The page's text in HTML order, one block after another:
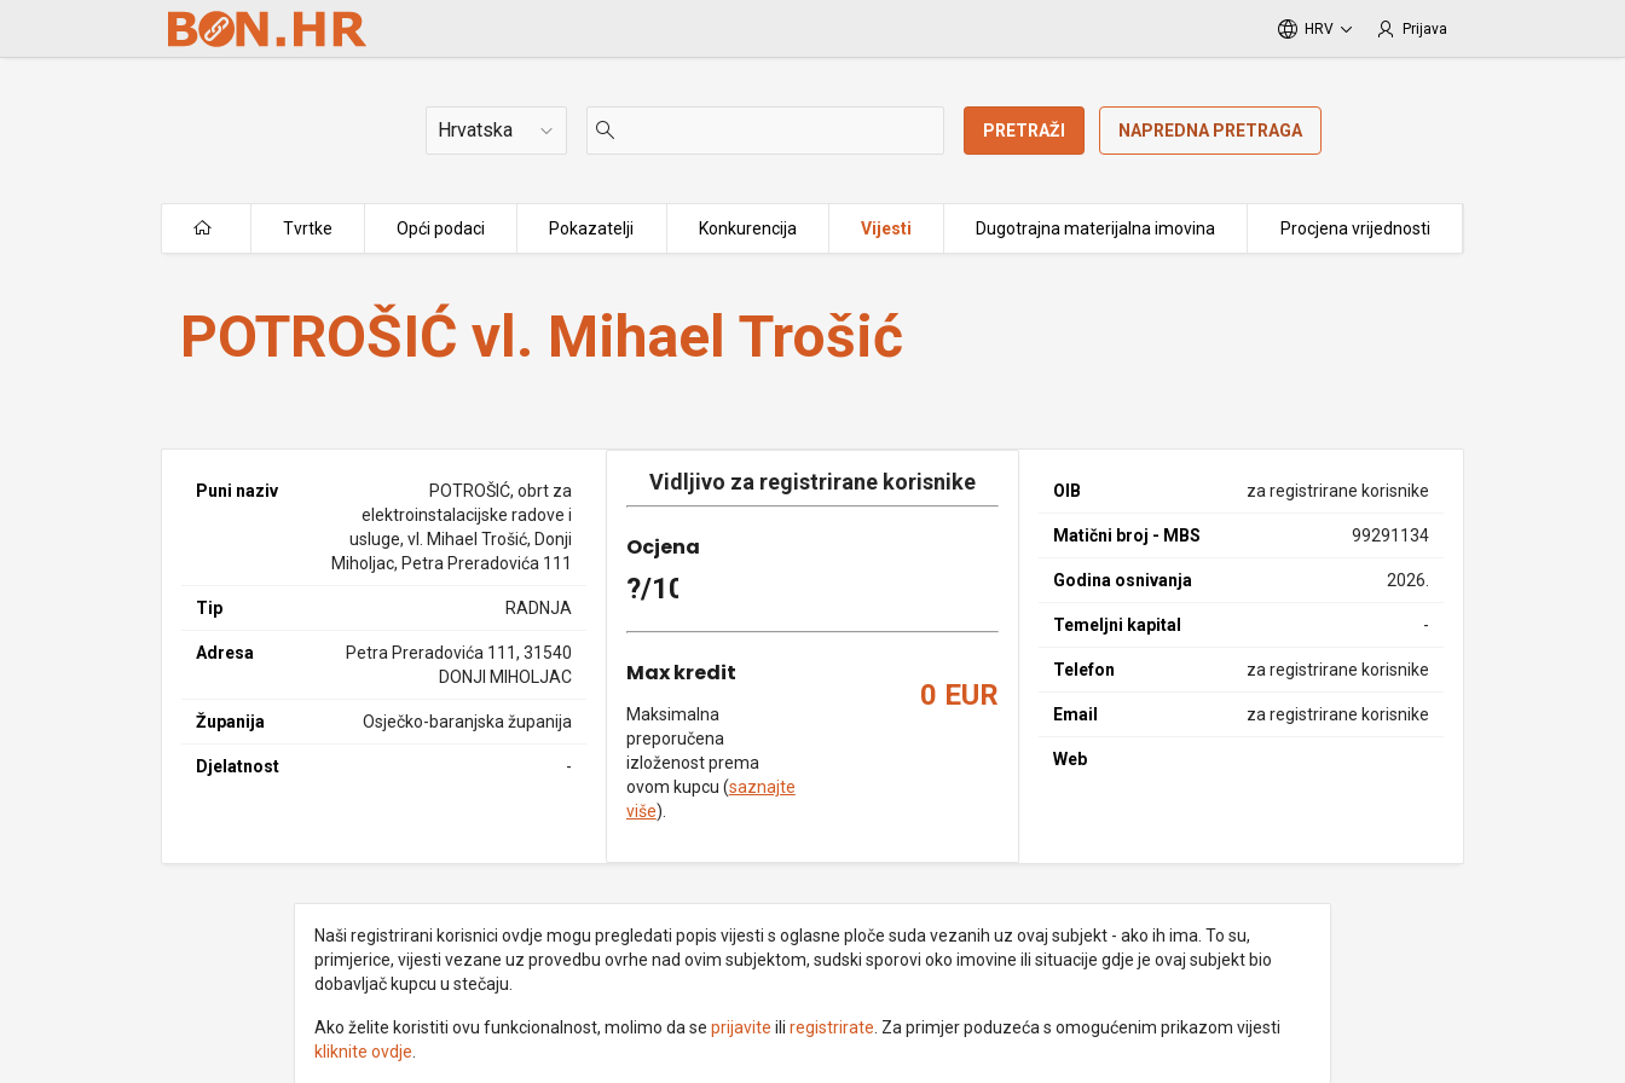
Skip to Main Content
HRV Prijava
Država PRETRAŽI NAPREDNA PRETRAGA
Tvrtke Opći podaci Pokazatelji Konkurencija Vijesti Dugotrajna materijalna imovina Procjena vrijednosti
POTROŠIĆ vl. Mihael Trošić
POTROŠIĆ vl. Mihael Trošić
Puni naziv
POTROŠIĆ, obrt za
elektroinstalacijske radove i
usluge, vl. Mihael Trošić, Donji
Miholjac, Petra Preradovića 111
Tip RADNJA
Adresa
Petra Preradovića 111, 31540
DONJI MIHOLJAC
Županija Osječko-baranjska županija
Djelatnost -
Vidljivo za registrirane korisnike
Ocjena
?/10
Max kredit
Maksimalna
preporučena
izloženost prema
ovom kupcu (saznajte
više).
0 EUR
OIB za registrirane korisnike
Matični broj - MBS 99291134
Godina osnivanja 2026.
Temeljni kapital -
Telefon za registrirane korisnike
Email za registrirane korisnike
Web
Naši registrirani korisnici ovdje mogu pregledati popis vijesti s oglasne ploče suda vezanih uz ovaj subjekt - ako ih ima. To su,
primjerice, vijesti vezane uz provedbu ovrhe nad ovim subjektom, sudski sporovi oko imovine ili situacije gdje je ovaj subjekt bio
dobavljač kupcu u stečaju.
Ako želite koristiti ovu funkcionalnost, molimo da se prijavite ili registrirate . Za primjer poduzeća s omogućenim prikazom vijesti
kliknite ovdje